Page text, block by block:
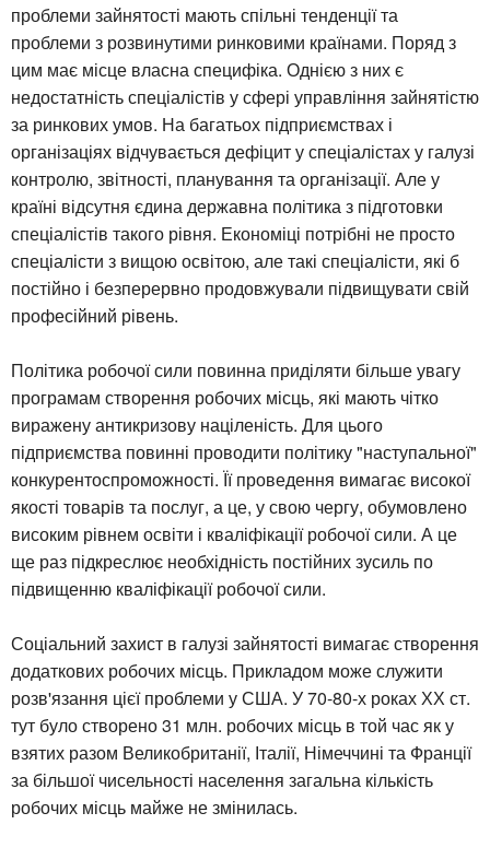
проблеми зайнятості мають спільні тенденції та
проблеми з розвинутими ринковими країнами. Поряд з
цим має місце власна специфіка. Однією з них є
недостатність спеціалістів у сфері управління зайнятістю
за ринкових умов. На багатьох підприємствах і
організаціях відчувається дефіцит у спеціалістах у галузі
контролю, звітності, планування та організації. Але у
країні відсутня єдина державна політика з підготовки
спеціалістів такого рівня. Економіці потрібні не просто
спеціалісти з вищою освітою, але такі спеціалісти, які б
постійно і безперервно продовжували підвищувати свій
професійний рівень.
Політика робочої сили повинна приділяти більше увагу
програмам створення робочих місць, які мають чітко
виражену антикризову націленість. Для цього
підприємства повинні проводити політику "наступальної"
конкурентоспроможності. Її проведення вимагає високої
якості товарів та послуг, а це, у свою чергу, обумовлено
високим рівнем освіти і кваліфікації робочої сили. А це
ще раз підкреслює необхідність постійних зусиль по
підвищенню кваліфікації робочої сили.
Соціальний захист в галузі зайнятості вимагає створення
додаткових робочих місць. Прикладом може служити
розв'язання цієї проблеми у США. У 70-80-х роках ХХ ст.
тут було створено 31 млн. робочих місць в той час як у
взятих разом Великобританії, Італії, Німеччині та Франції
за більшої чисельності населення загальна кількість
робочих місць майже не змінилась.